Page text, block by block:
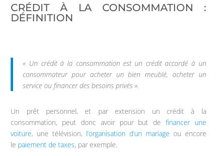
CRÉDIT À LA CONSOMMATION :
DÉFINITION
« Un crédit à la consommation est un crédit accordé à un
consommateur pour acheter un bien meublé, acheter un
service ou financer des besoins privés ».
Un prêt personnel, et par extension un crédit à la
consommation, peut donc avoir pour but de financer une
voiture, une télévision, l’organisation d’un mariage ou encore
le paiement de taxes, par exemple.